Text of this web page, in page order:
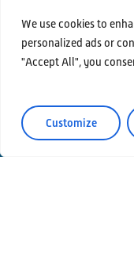
We use cookies to
personalized ads or
"Accept All", you
Customize